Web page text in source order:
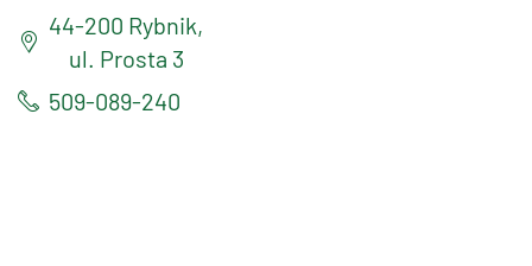
44-200 Rybnik,
ul. Prosta 3
509-089-240